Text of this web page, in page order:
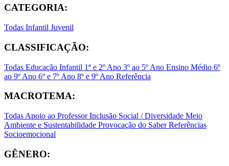
CATEGORIA:
Todas Infantil Juvenil
CLASSIFICAÇÃO:
Todas Educação Infantil 1º e 2º Ano 3º ao 5º Ano Ensino Médio 6º
ao 9º Ano 6º e 7º Ano 8º e 9º Ano Referência
MACROTEMA:
Todas Apoio ao ProfessorInclusão Social / Diversidade Meio
Ambiente e Sustentabilidade Provocação do SaberReferências
Socioemocional
GÊNERO: